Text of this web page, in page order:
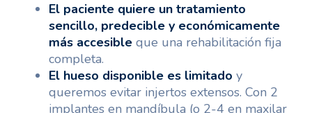
El paciente quiere un tratamiento
sencillo, predecible y económicamente
más accesible que una rehabilitación fija
completa.
El hueso disponible es limitado y
queremos evitar injertos extensos. Con 2
implantes en mandíbula (o 2-4 en maxilar